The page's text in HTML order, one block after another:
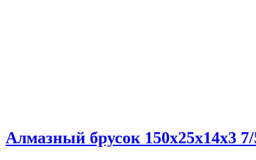
Алмазный брусок 150х25х14х3